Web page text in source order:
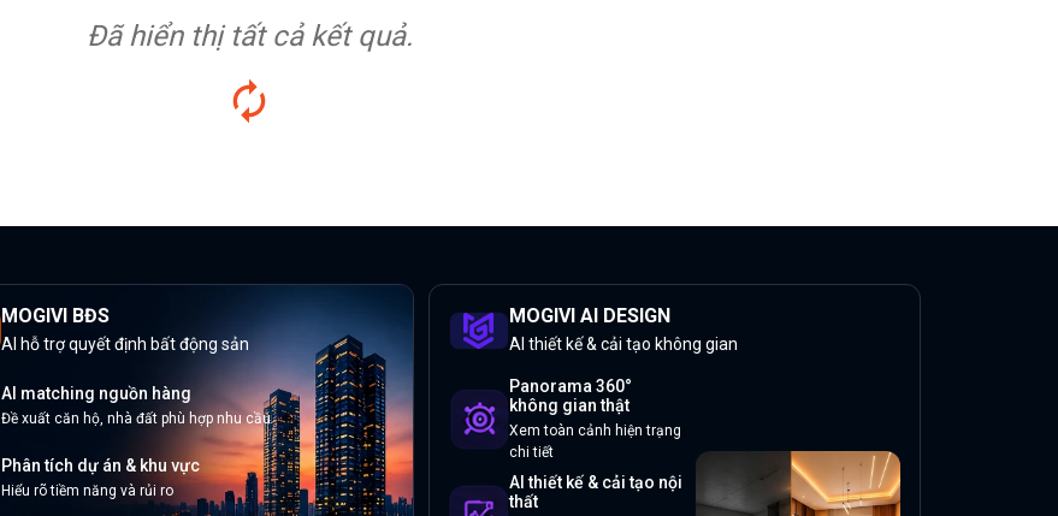
Đã hiển thị tất cả kết quả.
MOGIVI BĐS
AI hỗ trợ quyết định bất động sản
AI matching nguồn hàng
Đề xuất căn hộ, nhà đất phù hợp nhu cầu
Phân tích dự án & khu vực
Hiểu rõ tiềm năng và rủi ro
MOGIVI AI DESIGN
AI thiết kế & cải tạo không gian
Panorama 360°
không gian thật
Xem toàn cảnh hiện trạng
chi tiết
AI thiết kế & cải tạo nội
thất